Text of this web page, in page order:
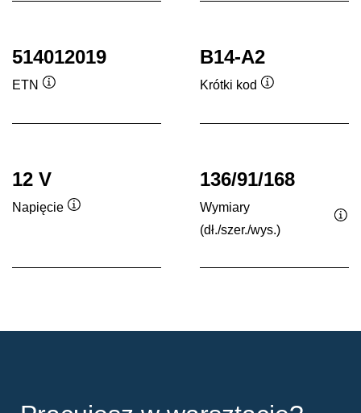
514012019
ETN
B14-A2
Krótki kod
12 V
Napięcie
136/91/168
Wymiary
(dł./szer./wys.)